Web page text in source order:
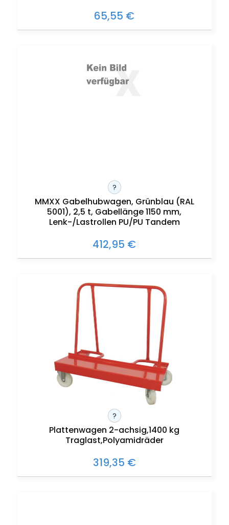
65,55 €
?
MMXX Gabelhubwagen, Grünblau (RAL
5001), 2,5 t, Gabellänge 1150 mm,
Lenk-/Lastrollen PU/PU Tandem
412,95 €
?
Plattenwagen 2-achsig,1400 kg
Traglast,Polyamidräder
319,35 €